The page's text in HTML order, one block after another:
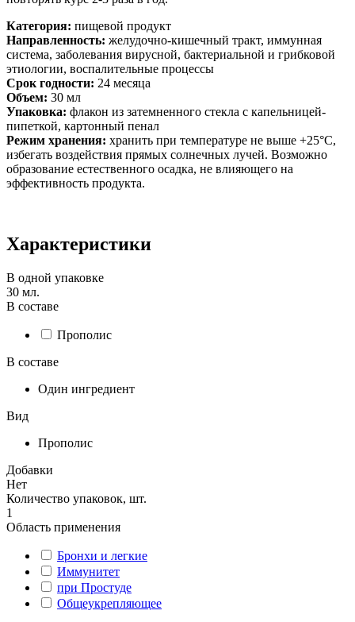
Категория: пищевой продукт
Направленность: желудочно-кишечный тракт, иммунная
система, заболевания вирусной, бактериальной и грибковой
этиологии, воспалительные процессы
Срок годности: 24 месяца
Объем: 30 мл
Упаковка: флакон из затемненного стекла с капельницей-
пипеткой, картонный пенал
Режим хранения: хранить при температуре не выше +25°С,
избегать воздействия прямых солнечных лучей. Возможно
образование естественного осадка, не влияющего на
эффективность продукта.
Характеристики
В одной упаковке
30 мл.
В составе
Прополис
В составе
Один ингредиент
Вид
Прополис
Добавки
Нет
Количество упаковок, шт.
1
Область применения
Бронхи и легкие
Иммунитет
при Простуде
Общеукрепляющее